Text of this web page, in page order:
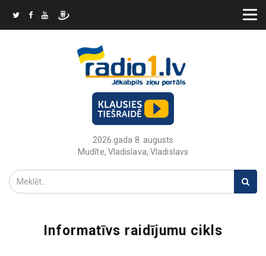
2026.gada 8. augusts
Mudīte, Vladislava, Vladislavs
Informatīvs raidījumu cikls